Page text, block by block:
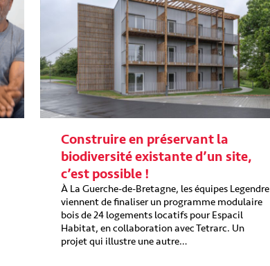
Construire en préservant la
biodiversité existante d’un site,
c’est possible !
À La Guerche-de-Bretagne, les équipes Legendre
viennent de finaliser un programme modulaire
bois de 24 logements locatifs pour Espacil
Habitat, en collaboration avec Tetrarc. Un
projet qui illustre une autre…